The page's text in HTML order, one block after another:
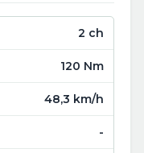
2 ch
120 Nm
48,3 km/h
-